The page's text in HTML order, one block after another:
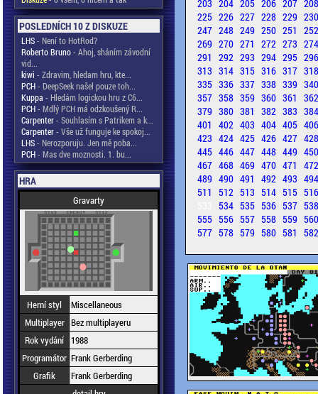
POSLEDNÍCH 10 Z DISKUZE
LHS- Není to HotRod?
Roberto Bruno- Ahoj, sháním závodní
vid...
kiwi - Zdravim, hledam hru, kte...
PCH- DeepSeek našel pouze toh...
Kuppa - Hledám logickou hru z C6...
PCH- Mdlý PCH má odzkoušený R...
Carpenter- Souhlasím s Patrikem a k...
Carpenter- Vše už funguje ke spokoj...
LHS- Nerozporuju. Jen mě poba...
PCH- Mas dve moznosti. 1. bu...
HRA
Gravarty
Herní styl
Miscellaneous
Multiplayer Bez multiplayeru
Rok vydání
1988
Programátor Frank Gerberding
Grafik
Frank Gerberding
203 204 205 206 207
225 226 227 228 229
247 248 249 250 251
269 270 271 272 273
291 292 293 294 295
313 314 315 316 317
335 336 337 338 339
357 358 359 360 361
379 380 381 382 383
401 402 403 404 405
423 424 425 426 427
445 446 447 448 449
467 468 469 470 471
489 490 491 492 493
511 512 513 514 515
534 535 536 537
555 556 557 558 559
577 578 579 580 581